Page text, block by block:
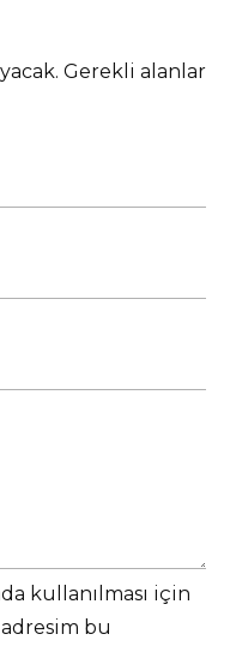
Gerekli alanlar
kullanılması için
bu